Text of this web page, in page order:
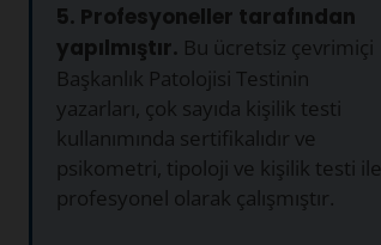
5. Profesyoneller tarafından
yapılmıştır. Bu ücretsiz çevrimiçi
Başkanlık Patolojisi Testinin
yazarları, çok sayıda kişilik testi
kullanımında sertifikalıdır ve
psikometri, tipoloji ve kişilik testi ile
profesyonel olarak çalışmıştır.